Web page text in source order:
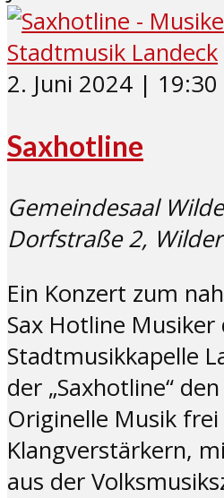
2. Juni 2024 | 19:30
Saxhotline
Gemeindesaal
Dorfstraße 2,
Ein Konzert zum
Sax Hotline Musiker
Stadtmusikkapelle
der „Saxhotline“
Originelle Musik
Klangverstärkern,
aus der